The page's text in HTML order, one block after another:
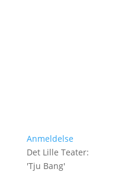
Anmeldelse
Det Lille Teater:
'Tju Bang'